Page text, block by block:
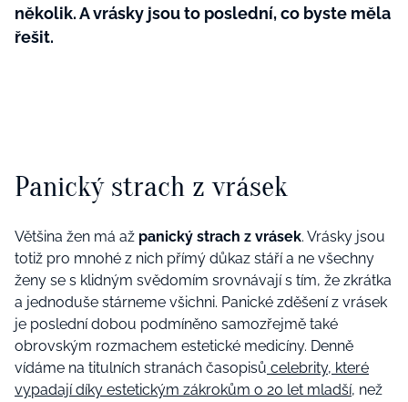
několik. A vrásky jsou to poslední, co byste měla
řešit.
Panický strach z vrásek
Většina žen má až panický strach z vrásek. Vrásky jsou
totiž pro mnohé z nich přímý důkaz stáří a ne všechny
ženy se s klidným svědomím srovnávají s tím, že zkrátka
a jednoduše stárneme všichni. Panické zděšení z vrásek
je poslední dobou podmíněno samozřejmě také
obrovským rozmachem estetické medicíny. Denně
vídáme na titulních stranách časopisů celebrity, které
vypadají díky estetickým zákrokům o 20 let mladší, než